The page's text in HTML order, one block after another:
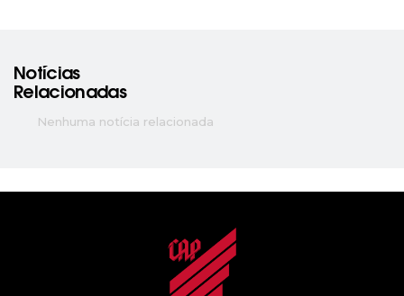
Notícias
Relacionadas
Nenhuma notícia relacionada